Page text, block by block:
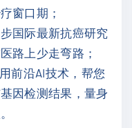
窗口期；
国际最新抗癌研究
路上少走弯路；
前沿AI技术，帮您
因检测结果，量身